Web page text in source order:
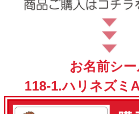
お名前シ
118-1.ハリネズミ